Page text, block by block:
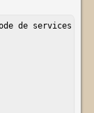
de services